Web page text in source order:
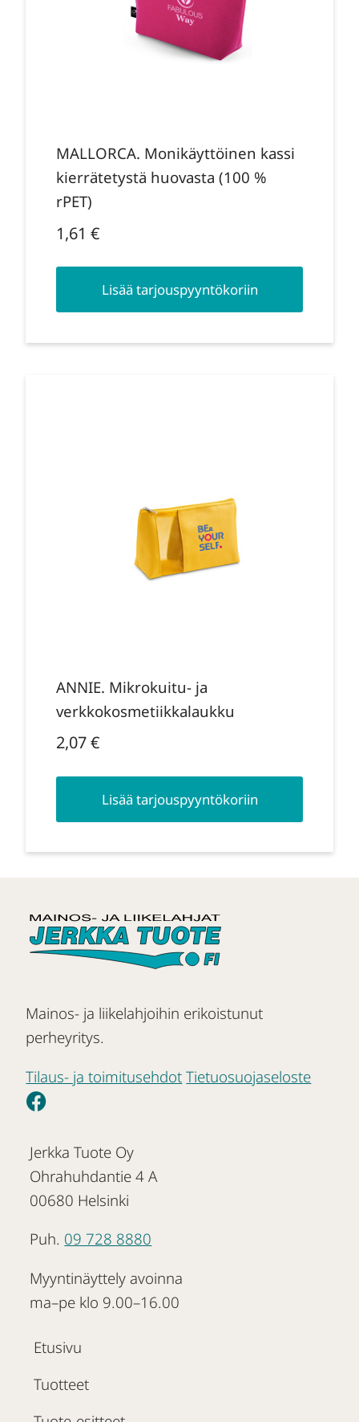
MALLORCA. Monikäyttöinen kassi
kierrätetystä huovasta (100 %
rPET)
1,61 €
Lisää tarjouspyyntökoriin
ANNIE. Mikrokuitu- ja
verkkokosmetiikkalaukku
2,07€
Lisää tarjouspyyntökoriin
Mainos- ja liikelahjoihin erikoistunut
perheyritys.
Tilaus- ja toimitusehdot Tietuosuojaseloste
Jerkka Tuote Oy
Ohrahuhdantie 4 A
00680 Helsinki
Puh. 09 728 8880
Myyntinäyttely avoinna
ma–pe klo 9.00–16.00
Etusivu
Tuotteet